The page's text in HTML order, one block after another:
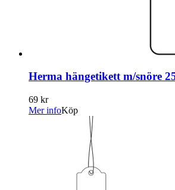
Herma hängetikett m/snöre
69 kr
Mer infoKöp